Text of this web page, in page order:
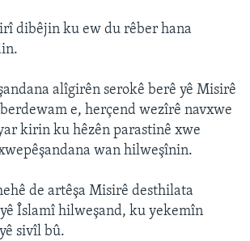
dibêjin ku ew du rêber hana
alîgirên serokê berê yê Misirê
e, herçend wezîrê navxwe
kirin ku hêzên parastinê xwe
wan hilweşînin.
de artêşa Misirê desthilata
Îslamî hilweşand, ku yekemîn
sivîl bû.